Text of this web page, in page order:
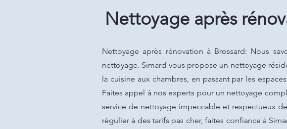
Nettoyage après
Nettoyage après rénovation à Brossard: Nous
nettoyage. Simard vous propose un nettoyage
la cuisine aux chambres, en passant par les
Faites appel à nos experts pour un nettoyage
service de nettoyage impeccable et respectueux
régulier à des tarifs pas cher, faites confiance à